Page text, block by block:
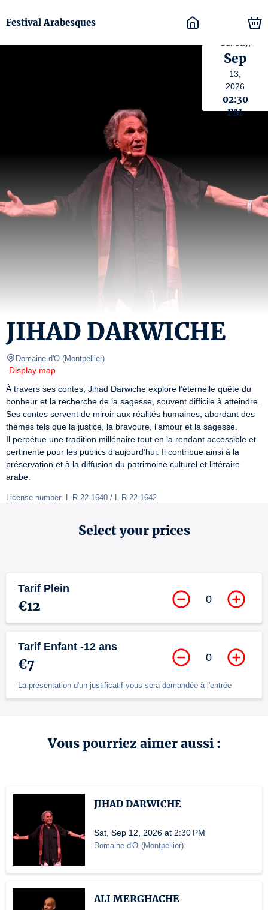
Festival Arabesques
Sep
13,
2026
02:30
PM
JIHAD DARWICHE
Domaine d'O (Montpellier)
Display map
À travers ses contes, Jihad Darwiche explore l’éternelle quête du
bonheur et la recherche de la sagesse, souvent difficile à atteindre.
Ses contes servent de miroir aux réalités humaines, abordant des
thèmes tels que la justice, la bravoure, l’amour et la sagesse.
Il perpétue une tradition millénaire tout en la rendant accessible et
pertinente pour les publics d’aujourd’hui. Il contribue ainsi à la
préservation et à la diffusion du patrimoine culturel et littéraire
arabe.
License number: L-R-22-1640 / L-R-22-1642
Select your prices
Tarif Plein
€12 0
Tarif Enfant -12 ans
€7
La présentation d'un justificatif vous sera demandée à l'entrée
0
Vous pourriez aimer aussi :
JIHAD DARWICHE
Sat, Sep 12, 2026 at 2:30 PM
Domaine d'O (Montpellier)
ALI MERGHACHE